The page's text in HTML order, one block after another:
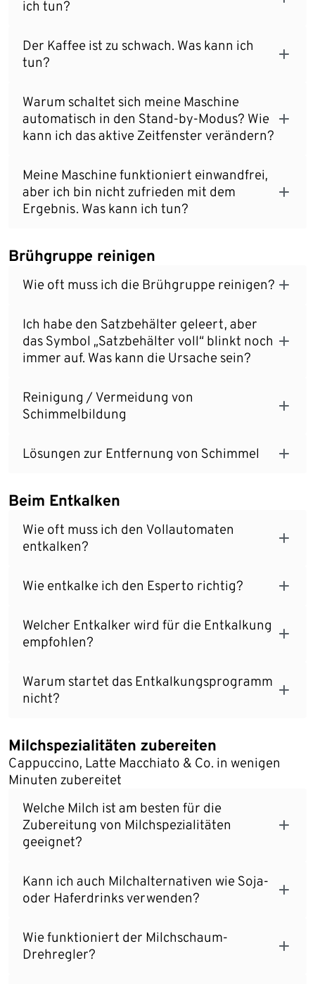
ich tun?
Der Kaffee ist zu schwach. Was kann ich
tun?
Warum schaltet sich meine Maschine
automatisch in den Stand-by-Modus? Wie
kann ich das aktive Zeitfenster verändern?
Meine Maschine funktioniert einwandfrei,
aber ich bin nicht zufrieden mit dem
Ergebnis. Was kann ich tun?
Brühgruppe reinigen
Wie oft muss ich die Brühgruppe reinigen?
Ich habe den Satzbehälter geleert, aber
das Symbol „Satzbehälter voll“ blinkt noch
immer auf. Was kann die Ursache sein?
Reinigung / Vermeidung von
Schimmelbildung
Lösungen zur Entfernung von Schimmel
Beim Entkalken
Wie oft muss ich den Vollautomaten
entkalken?
Wie entkalke ich den Esperto richtig?
Welcher Entkalker wird für die Entkalkung
empfohlen?
Warum startet das Entkalkungsprogramm
nicht?
Milchspezialitäten zubereiten
Cappuccino, Latte Macchiato & Co. in wenigen
Minuten zubereitet
Welche Milch ist am besten für die
Zubereitung von Milchspezialitäten
geeignet?
Kann ich auch Milchalternativen wie Soja-
oder Haferdrinks verwenden?
Wie funktioniert der Milchschaum-
Drehregler?